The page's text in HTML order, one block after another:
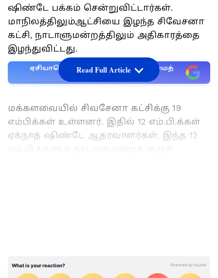
ஷிண்டே பக்கம் சென்றுவிட்டார்கள்.
மாநிலத்திலும்ஆட்சியை இழந்த சிவேசனா
கட்சி, நாடாளுமன்றத்திலும் அதிகாரத்தை
இழந்துவிட்டது.
ஏசியாநெட் தமிழ்-ஐ உங்கள் முதன்மைத்
மக்களவையில் சிவசேனா கட்சிக்கு 19
எம்பிக்கள் உள்ளனர். இதில் 12 எம்.பி.க்கள்
ஏக்நாத் ஷிண்டே ஆதரவாளர்கள். இந்த 12
Read Full Article